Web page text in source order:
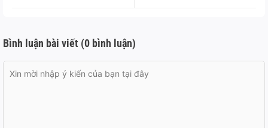
Bình luận bài viết (0 bình luận)